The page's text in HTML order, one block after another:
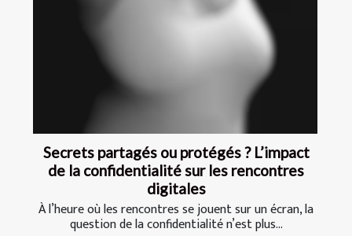
Secrets partagés ou protégés ? L’impact
de la confidentialité sur les rencontres
digitales
À l’heure où les rencontres se jouent sur un écran, la
question de la confidentialité n’est plus...